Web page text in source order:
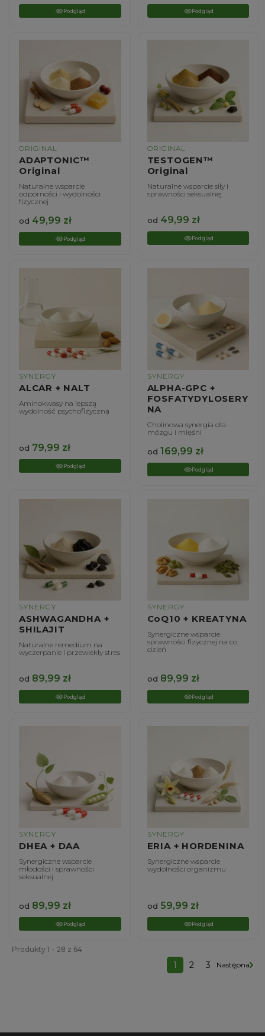
Podgląd Podgląd
ORIGINAL
ADAPTONIC™
Original
Naturalne wsparcie
odporności i wydolności
fizycznej
od 49,99 zł
Podgląd
ORIGINAL
TESTOGEN™
Original
Naturalne wsparcie siły i
sprawności seksualnej
od 49,99 zł
Podgląd
SYNERGY
ALCAR + NALT
Aminokwasy na lepszą
wydolność psychofizyczną
od 79,99 zł
Podgląd
SYNERGY
ALPHA-GPC +
FOSFATYDYLOSERY
NA
Cholinowa synergia dla
mózgu i mięśni
od 169,99 zł
Podgląd
SYNERGY
ASHWAGANDHA +
SHILAJIT
Naturalne remedium na
wyczerpanie i przewlekły stres
od 89,99 zł
Podgląd
SYNERGY
CoQ10 + KREATYNA
Synergiczne wsparcie
sprawności fizycznej na co
dzień
od 89,99 zł
Podgląd
SYNERGY
DHEA + DAA
Synergiczne wsparcie
młodości i sprawności
seksualnej
od 89,99 zł
Podgląd
SYNERGY
ERIA + HORDENINA
Synergiczne wsparcie
wydolności organizmu
od 59,99 zł
Podgląd
Produkty 1 - 28 z 64
1 2 3 Następna